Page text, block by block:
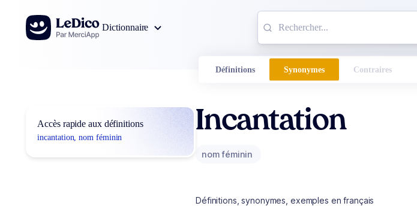
Aller au contenu
Dictionnaire
Définitions Synonymes Contraires
Accès rapide aux définitions
incantation, nom féminin
Incantation
nom féminin
Définitions, synonymes, exemples en français